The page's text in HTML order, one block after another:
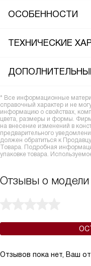
ОСОБЕННОСТИ
ТЕХНИЧЕСКИЕ
* Все информационные
справочный характер и не
информацию о свойствах,
цвета, размеры и формы.
на внесение изменений в
предварительного
должен обратиться к
Товара. Подробная
упаковке товара.
Отзывы о модели
Отзывов пока нет, Ваш